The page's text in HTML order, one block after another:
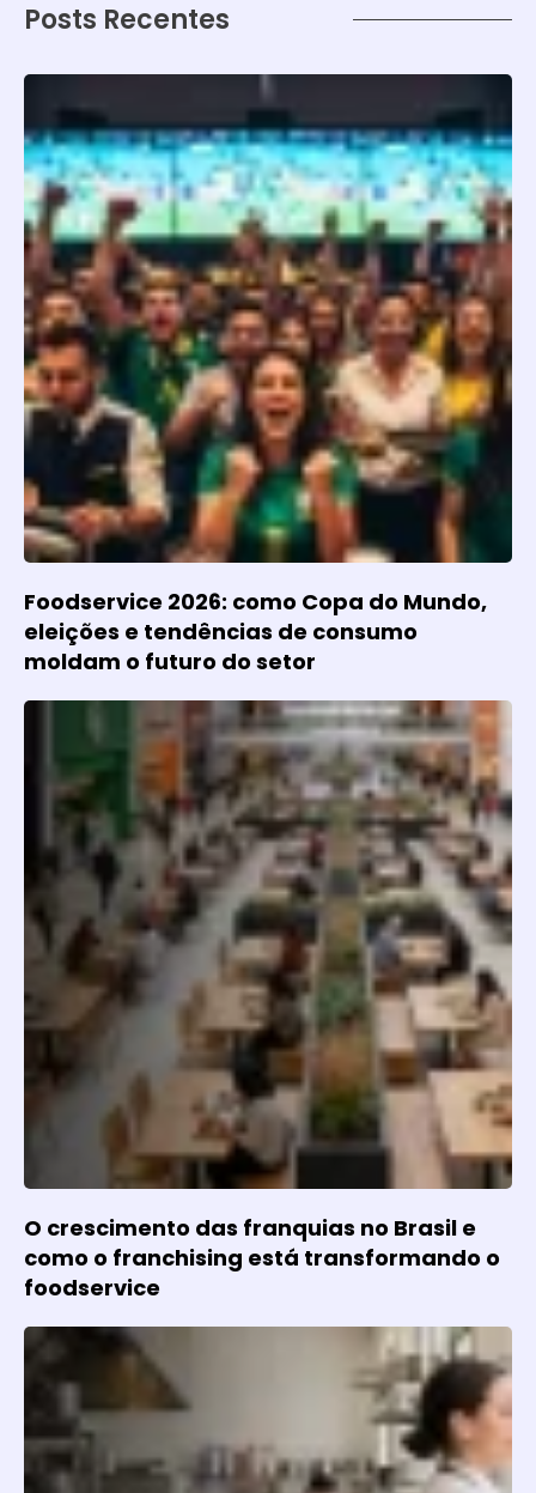
Posts Recentes
Foodservice 2026: como Copa do Mundo,
eleições e tendências de consumo
moldam o futuro do setor
O crescimento das franquias no Brasil e
como o franchising está transformando o
foodservice